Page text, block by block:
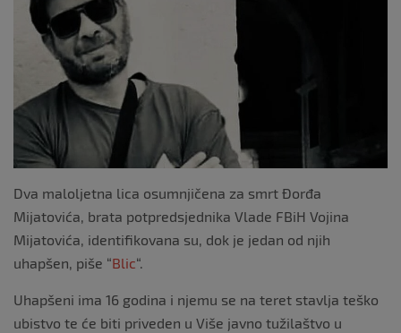
Dva maloljetna lica osumnjičena za smrt Đorđa
Mijatovića, brata potpredsjednika Vlade FBiH Vojina
Mijatovića, identifikovana su, dok je jedan od njih
uhapšen, piše “Blic“.
Uhapšeni ima 16 godina i njemu se na teret stavlja teško
ubistvo te će biti priveden u Više javno tužilaštvo u